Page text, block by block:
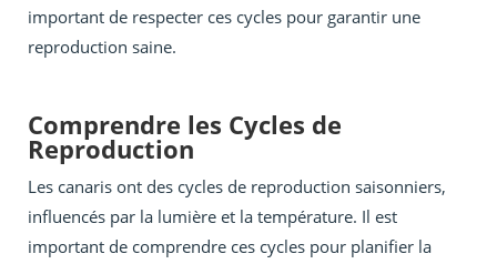
important de respecter ces cycles pour garantir une
reproduction saine.
Comprendre les Cycles de
Reproduction
Les canaris ont des cycles de reproduction saisonniers,
influencés par la lumière et la température. Il est
important de comprendre ces cycles pour planifier la